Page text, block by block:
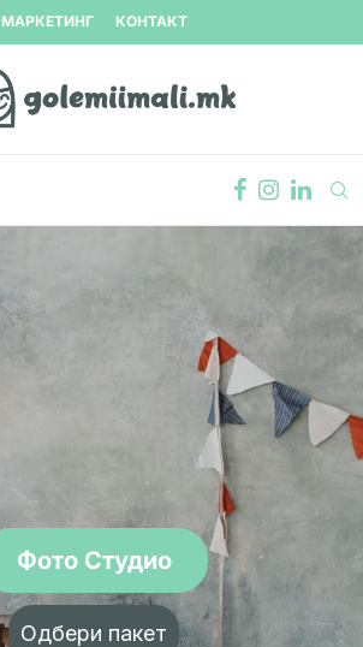
МАРКЕТИНГ КОНТАКТ
Фото Студио
Одбери пакет